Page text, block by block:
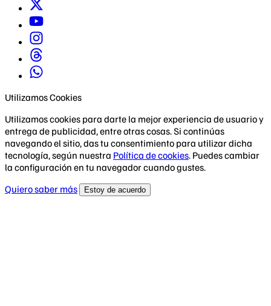
Utilizamos Cookies
Utilizamos cookies para darte la mejor experiencia de usuario y
entrega de publicidad, entre otras cosas. Si continúas
navegando el sitio, das tu consentimiento para utilizar dicha
tecnología, según nuestra Política de cookies. Puedes cambiar
la configuración en tu navegador cuando gustes.
Quiero saber más
Estoy de acuerdo